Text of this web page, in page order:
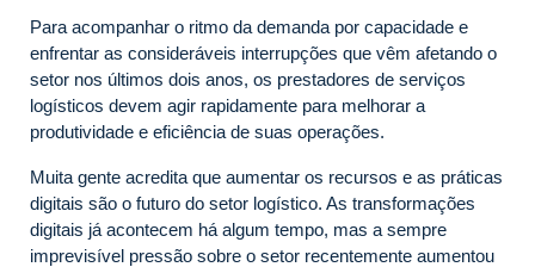
Para acompanhar o ritmo da demanda por capacidade e
enfrentar as consideráveis interrupções que vêm afetando o
setor nos últimos dois anos, os prestadores de serviços
logísticos devem agir rapidamente para melhorar a
produtividade e eficiência de suas operações.
Muita gente acredita que aumentar os recursos e as práticas
digitais são o futuro do setor logístico. As transformações
digitais já acontecem há algum tempo, mas a sempre
imprevisível pressão sobre o setor recentemente aumentou